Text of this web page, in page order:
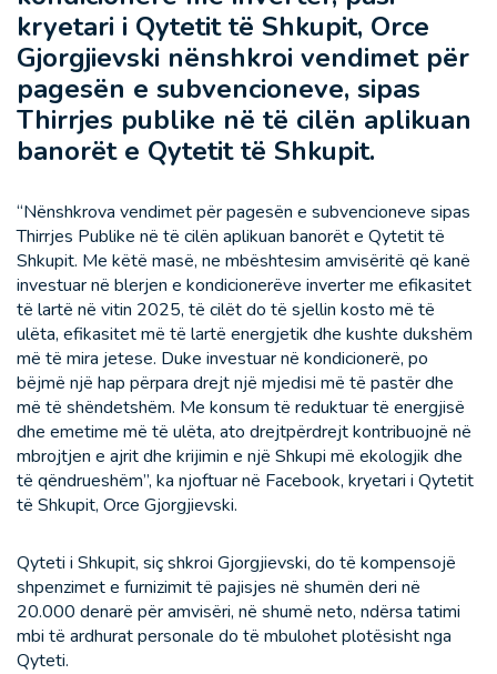
kryetari i Qytetit të Shkupit, Orce
Gjorgjievski nënshkroi vendimet për
pagesën e subvencioneve, sipas
Thirrjes publike në të cilën aplikuan
banorët e Qytetit të Shkupit.
“Nënshkrova vendimet për pagesën e subvencioneve sipas
Thirrjes Publike në të cilën aplikuan banorët e Qytetit të
Shkupit. Me këtë masë, ne mbështesim amvisëritë që kanë
investuar në blerjen e kondicionerëve inverter me efikasitet
të lartë në vitin 2025, të cilët do të sjellin kosto më të
ulëta, efikasitet më të lartë energjetik dhe kushte dukshëm
më të mira jetese. Duke investuar në kondicionerë, po
bëjmë një hap përpara drejt një mjedisi më të pastër dhe
më të shëndetshëm. Me konsum të reduktuar të energjisë
dhe emetime më të ulëta, ato drejtpërdrejt kontribuojnë në
mbrojtjen e ajrit dhe krijimin e një Shkupi më ekologjik dhe
të qëndrueshëm”, ka njoftuar në Facebook, kryetari i Qytetit
të Shkupit, Orce Gjorgjievski.
Qyteti i Shkupit, siç shkroi Gjorgjievski, do të kompensojë
shpenzimet e furnizimit të pajisjes në shumën deri në
20.000 denarë për amvisëri, në shumë neto, ndërsa tatimi
mbi të ardhurat personale do të mbulohet plotësisht nga
Qyteti.